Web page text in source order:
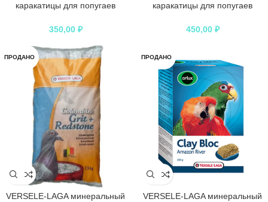
каракатицы для попугаев
350,00 ₽
каракатицы для попугаев
450,00 ₽
ПРОДАНО
VERSELE-LAGA минеральный
ПРОДАНО
VERSELE-LAGA минеральный